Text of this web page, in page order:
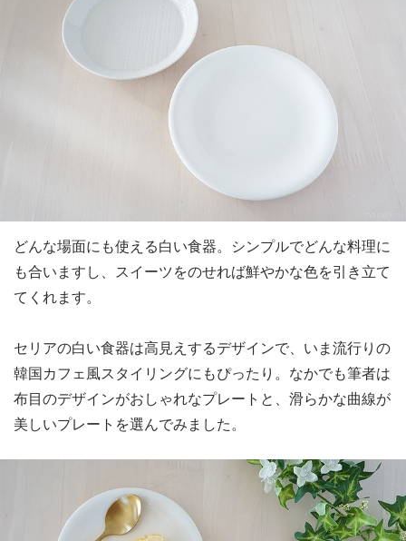
どんな場面にも使える白い食器。シンプルでどんな料理に
も合いますし、スイーツをのせれば鮮やかな色を引き立て
てくれます。
セリアの白い食器は高見えするデザインで、いま流行りの
韓国カフェ風スタイリングにもぴったり。なかでも筆者は
布目のデザインがおしゃれなプレートと、滑らかな曲線が
美しいプレートを選んでみました。